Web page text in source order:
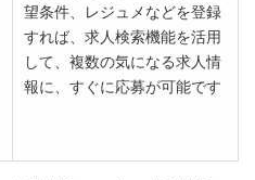
望条件、レジュメなどを登録
すれば、求人検索機能を活用
して、複数の気になる求人情
報に、すぐに応募が可能です